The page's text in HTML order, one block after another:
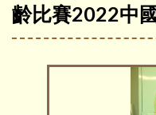
齡比賽2022中